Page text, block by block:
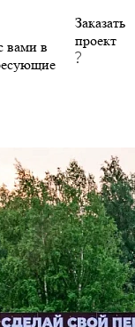
вами в
Заказать
проект